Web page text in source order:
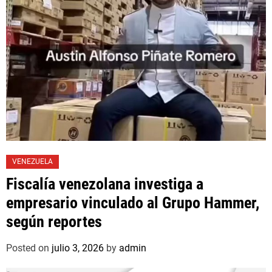
VENEZUELA
Fiscalía venezolana investiga a
empresario vinculado al Grupo Hammer,
según reportes
Posted on julio 3, 2026 by admin